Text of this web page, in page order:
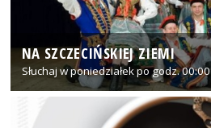
NA SZCZECIŃSKIEJ ZIEMI
Słuchaj w poniedziałek po godz. 00:00